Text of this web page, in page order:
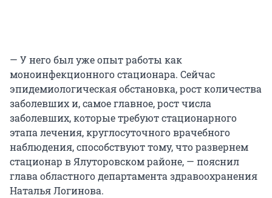
— У него был уже опыт работы как
моноинфекционного стационара. Сейчас
эпидемиологическая обстановка, рост количества
заболевших и, самое главное, рост числа
заболевших, которые требуют стационарного
этапа лечения, круглосуточного врачебного
наблюдения, способствуют тому, что развернем
стационар в Ялуторовском районе, — пояснил
глава областного департамента здравоохранения
Наталья Логинова.